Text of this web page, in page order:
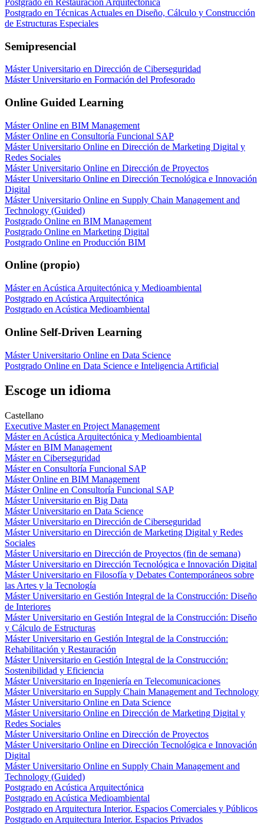
Postgrado en Técnicas Actuales en Diseño, Cálculo y Construcción
de Estructuras Especiales
Semipresencial
Máster Universitario en Dirección de Ciberseguridad
Máster Universitario en Formación del Profesorado
Online Guided Learning
Máster Online en BIM Management
Máster Online en Consultoría Funcional SAP
Máster Universitario Online en Dirección de Marketing Digital y
Redes Sociales
Máster Universitario Online en Dirección de Proyectos
Máster Universitario Online en Dirección Tecnológica e Innovación
Digital
Máster Universitario Online en Supply Chain Management and
Technology (Guided)
Postgrado Online en BIM Management
Postgrado Online en Marketing Digital
Postgrado Online en Producción BIM
Online (propio)
Máster en Acústica Arquitectónica y Medioambiental
Postgrado en Acústica Arquitectónica
Postgrado en Acústica Medioambiental
Online Self-Driven Learning
Máster Universitario Online en Data Science
Postgrado Online en Data Science e Inteligencia Artificial
Escoge un idioma
Castellano
Executive Master en Project Management
Máster en Acústica Arquitectónica y Medioambiental
Máster en BIM Management
Máster en Ciberseguridad
Máster en Consultoría Funcional SAP
Máster Online en BIM Management
Máster Online en Consultoría Funcional SAP
Máster Universitario en Big Data
Máster Universitario en Data Science
Máster Universitario en Dirección de Ciberseguridad
Máster Universitario en Dirección de Marketing Digital y Redes
Sociales
Máster Universitario en Dirección de Proyectos (fin de semana)
Máster Universitario en Dirección Tecnológica e Innovación Digital
Máster Universitario en Filosofía y Debates Contemporáneos sobre
las Artes y la Tecnología
Máster Universitario en Gestión Integral de la Construcción: Diseño
de Interiores
Máster Universitario en Gestión Integral de la Construcción: Diseño
y Cálculo de Estructuras
Máster Universitario en Gestión Integral de la Construcción:
Rehabilitación y Restauración
Máster Universitario en Gestión Integral de la Construcción:
Sostenibilidad y Eficiencia
Máster Universitario en Ingeniería en Telecomunicaciones
Máster Universitario en Supply Chain Management and Technology
Máster Universitario Online en Data Science
Máster Universitario Online en Dirección de Marketing Digital y
Redes Sociales
Máster Universitario Online en Dirección de Proyectos
Máster Universitario Online en Dirección Tecnológica e Innovación
Digital
Máster Universitario Online en Supply Chain Management and
Technology (Guided)
Postgrado en Acústica Arquitectónica
Postgrado en Acústica Medioambiental
Postgrado en Arquitectura Interior. Espacios Comerciales y Públicos
Postgrado en Arquitectura Interior. Espacios Privados